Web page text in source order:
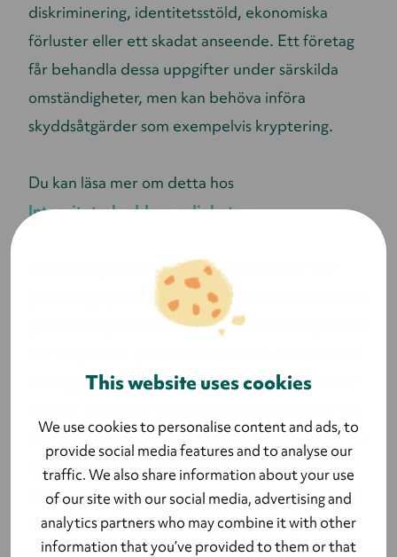
This website uses cookies
We use cookies to personalise content and ads, to
provide social media features and to analyse our
traffic. We also share information about your use
of our site with our social media, advertising and
analytics partners who may combine it with other
information that you’ve provided to them or that
diskriminering, identitetsstöld, ekonomiska
förluster eller ett skadat anseende. Ett företag
får behandla dessa uppgifter under särskilda
omständigheter, men kan behöva införa
skyddsåtgärder som exempelvis kryptering.
Du kan läsa mer om detta hos
Integritetsskyddsmyndigheten.
Alla företag har en skyldighet att tala om när
personuppgifter registreras, och ska även kunna
ge ut en kopia av dessa uppgifter. Om en person
en begäran om dataåtkomst, kan uppgifter som
samla all data i Lyyti får ditt företag tillgång till en
uppsättning rapporter digitalt, och kan vid
behov snabbt radera en persons uppgifter eller
lämna ut den information som finns registrerad.